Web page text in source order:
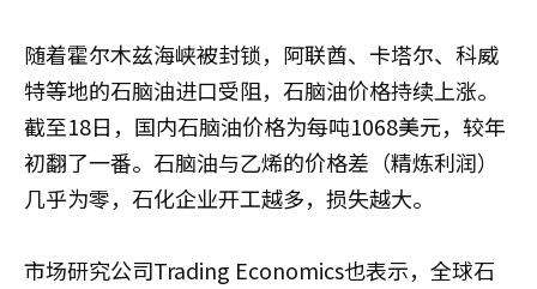
随着霍尔木兹海峡被封锁，阿联酋、卡塔尔、科威
特等地的石脑油进口受阻，石脑油价格持续上涨。
截至18日，国内石脑油价格为每吨1068美元，较年
初翻了一番。石脑油与乙烯的价格差（精炼利润）
几乎为零，石化企业开工越多，损失越大。
市场研究公司Trading Economics也表示，全球石